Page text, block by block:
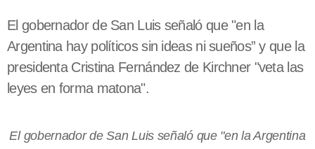
El gobernador de San Luis señaló que "en la
Argentina hay políticos sin ideas ni sueños” y que la
presidenta Cristina Fernández de Kirchner "veta las
leyes en forma matona".
El gobernador de San Luis señaló que "en la Argentina